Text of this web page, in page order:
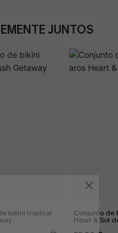
JUNTOS
bikini tropical Conjunto de
Heart & Sol